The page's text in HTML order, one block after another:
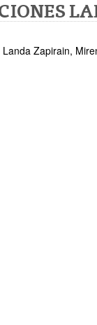
Zapirain,